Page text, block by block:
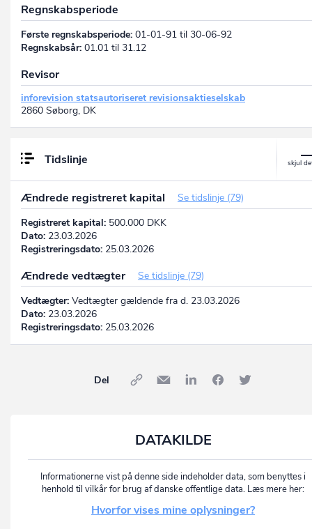
Regnskabsperiode
Første regnskabsperiode: 01-01-91 til 30-06-92
Regnskabsår: 01.01 til 31.12
Revisor
inforevision statsautoriseret revisionsaktieselskab
2860 Søborg, DK
Tidslinje
Ændrede registreret kapital
Se tidslinje (79)
Registreret kapital: 500.000 DKK
Dato: 23.03.2026
Registreringsdato: 25.03.2026
Ændrede vedtægter
Se tidslinje (79)
Vedtægter: Vedtægter gældende fra d. 23.03.2026
Dato: 23.03.2026
Registreringsdato: 25.03.2026
Del
DATAKILDE
Informationerne vist på denne side indeholder data, som benyttes i
henhold til vilkår for brug af danske offentlige data. Læs mere her:
Hvorfor vises mine oplysninger?